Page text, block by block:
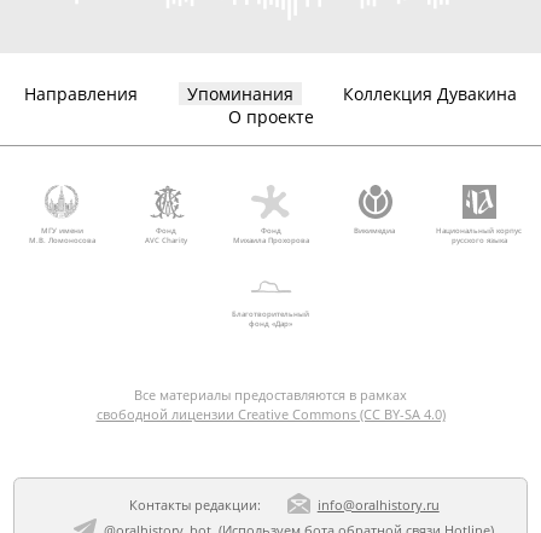
Направления Упоминания
Коллекция Дувакина
О проекте
МГУ имени
М.В. Ломоносова
Фонд
AVC Charity
Фонд
Михаила Прохорова
Викимедиа
Национальный корпус
русского языка
Благотворительный
фонд «Дар»
Все материалы предоставляются в рамках
свободной лицензии Creative Commons (CC BY-SA 4.0)
Контакты редакции:
info@oralhistory.ru